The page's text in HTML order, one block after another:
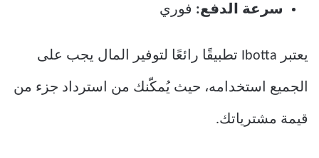
سرعة الدفع: فوري
يعتبر Ibotta تطبيقًا رائعًا لتوفير المال يجب على
الجميع استخدامه، حيث يُمكّنك من استرداد جزء من
قيمة مشترياتك.